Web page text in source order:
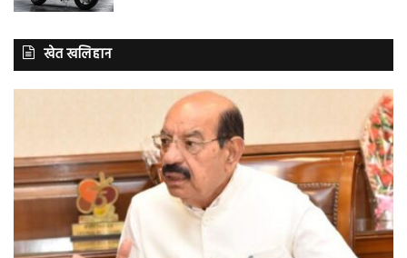
खेत खलिहान